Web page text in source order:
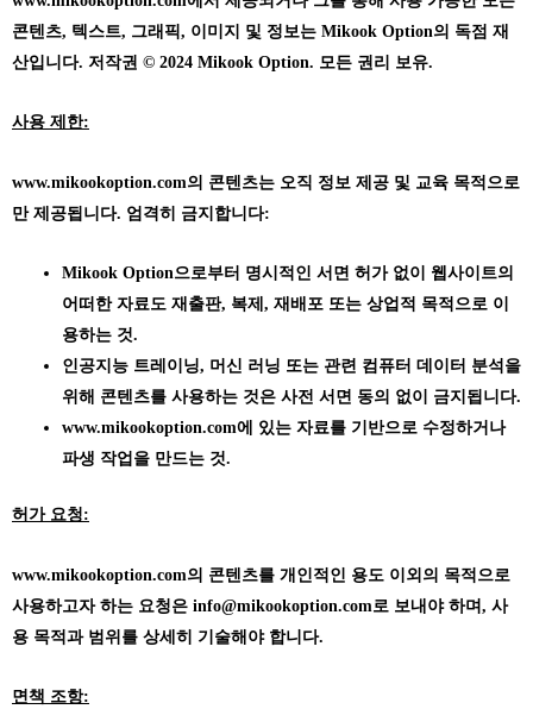
콘텐츠, 텍스트, 그래픽, 이미지 및 정보는 Mikook Option의 독점 재
산입니다. 저작권 © 2024 Mikook Option. 모든 권리 보유.
사용 제한:
www.mikookoption.com의 콘텐츠는 오직 정보 제공 및 교육 목적으로
만 제공됩니다. 엄격히 금지합니다:
Mikook Option으로부터 명시적인 서면 허가 없이 웹사이트의
어떠한 자료도 재출판, 복제, 재배포 또는 상업적 목적으로 이
용하는 것.
인공지능 트레이닝, 머신 러닝 또는 관련 컴퓨터 데이터 분석을
위해 콘텐츠를 사용하는 것은 사전 서면 동의 없이 금지됩니다.
www.mikookoption.com에
있는 자료를 기반으로 수정하거나
파생 작업을 만드는 것.
허가 요청:
www.mikookoption.com의 콘텐츠를 개인적인 용도 이외의 목적으로
사용하고자 하는 요청은 info@mikookoption.com로 보내야 하며, 사
용 목적과 범위를 상세히 기술해야 합니다.
면책 조항: